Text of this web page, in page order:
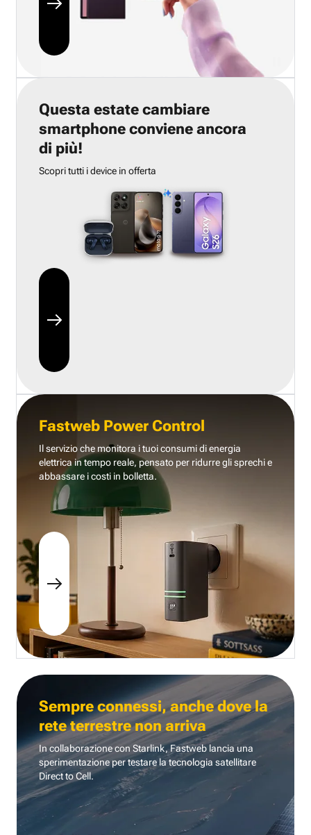
Questa estate cambiare
smartphone conviene ancora
di più!
Scopri tutti i device in offerta
Fastweb Power Control
Il servizio che monitora i tuoi consumi di energia
elettrica in tempo reale, pensato per ridurre gli sprechi e
abbassare i costi in bolletta.
Sempre connessi, anche dove la
rete terrestre non arriva
In collaborazione con Starlink, Fastweb lancia una
sperimentazione per testare la tecnologia satellitare
Direct to Cell.